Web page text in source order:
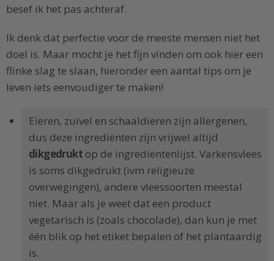
besef ik het pas achteraf.
Ik denk dat perfectie voor de meeste mensen niet het
doel is. Maar mocht je het fijn vinden om ook hier een
flinke slag te slaan, hieronder een aantal tips om je
leven iets eenvoudiger te maken!
Eieren, zuivel en schaaldieren zijn allergenen,
dus deze ingrediënten zijn vrijwel altijd
dikgedrukt op de ingrediëntenlijst. Varkensvlees
is soms dikgedrukt (ivm religieuze
overwegingen), andere vleessoorten meestal
niet. Maar als je weet dat een product
vegetarisch is (zoals chocolade), dan kun je met
één blik op het etiket bepalen of het plantaardig
is.